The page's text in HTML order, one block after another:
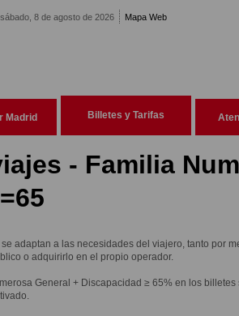
sábado, 8 de agosto de 2026 Mapa Web
Madrid Billetes y Tarifas
- Familia
adaptan a las necesidades del viajero, tanto por
o adquirirlo en el propio operador.
General + Discapacidad ≥ 65% en los